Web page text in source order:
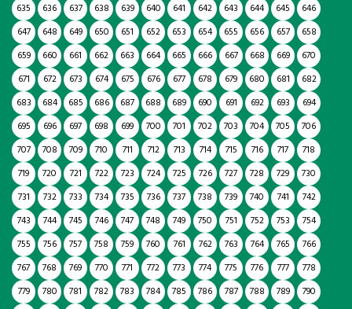
635
636 637 638 639 640 641 642 643 644 645
646
647
648 649 650 651 652 653 654 655 656 657
658
659
660 661 662 663 664 665 666 667 668 669
670
671
672 673 674 675 676 677 678 679 680 681
682
683
684 685 686 687 688 689 690 691 692 693
694
695
696 697 698 699 700 701 702 703 704 705
706
707
708 709 710 711 712 713 714 715 716 717
718
719
720 721 722 723 724 725 726 727 728 729
730
731
732 733 734 735 736 737 738 739 740 741
742
743
744 745 746 747 748 749 750 751 752 753
754
755
756 757 758 759 760 761 762 763 764 765
766
767
768 769 770 771 772 773 774 775 776 777
778
779
780 781 782 783 784 785 786 787 788 789
790